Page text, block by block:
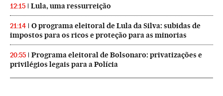
12:15 Lula, uma ressurreição
21:14
O programa eleitoral de Lula da Silva: subidas de
impostos para os ricos e proteção para as minorias
20:55
Programa eleitoral de Bolsonaro: privatizações e
privilégios legais para a Polícia